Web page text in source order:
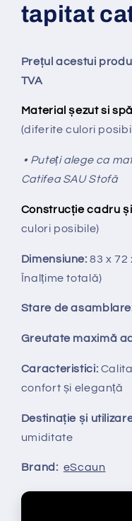
tapitat
Prețul acestui
TVA
Material șezut si
(diferite culori
• Puteți alege ca
Catifea SAU Stofă
Construcție cadru
culori posibile)
Dimensiune: 83 x
Înalțime totală)
Stare de
Greutate maximă
Caracteristici:
confort și eleganță
Destinație și
umiditate
Brand: eScaun